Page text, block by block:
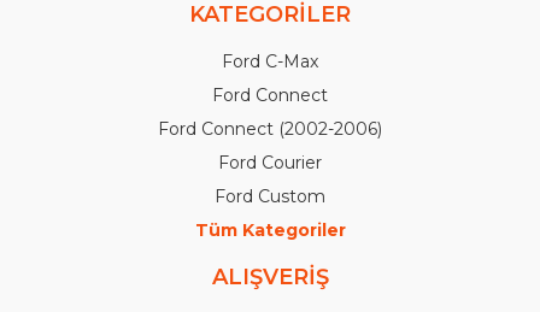
KATEGORİLER
Ford C-Max
Ford Connect
Ford Connect (2002-2006)
Ford Courier
Ford Custom
Tüm Kategoriler
ALIŞVERİŞ